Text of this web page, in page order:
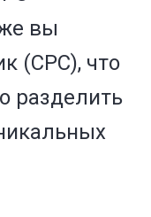
вы
(CPC), что
разделить